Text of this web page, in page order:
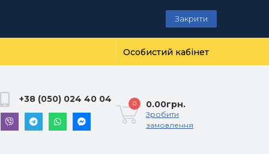
Закрити
Особистий кабінет
+38 (050) 024 40 04 0 0.00грн.
Зробити
замовлення